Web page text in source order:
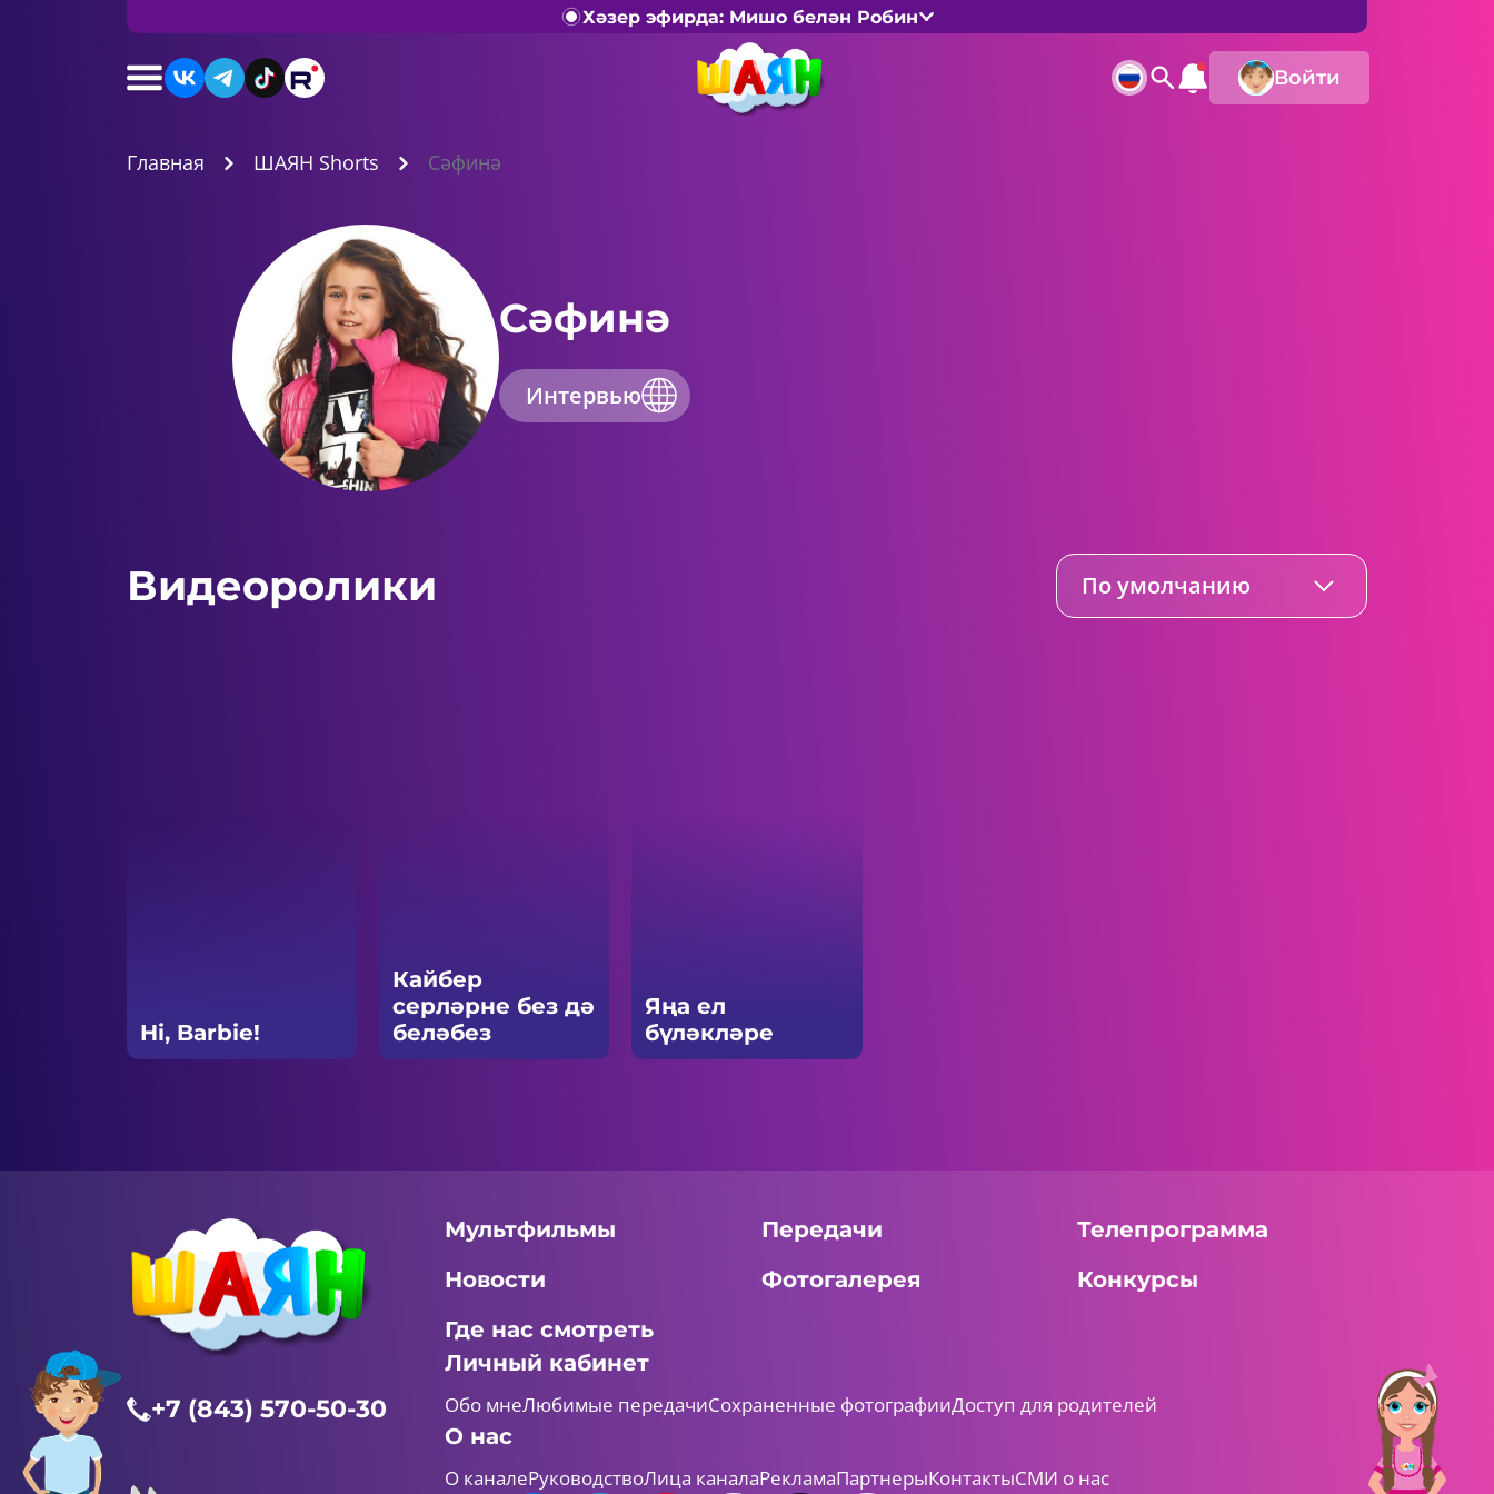
Хәзер эфирда: Мишо белән Робин
Войти
Главная ШАЯН Shorts Cәфинә
Cәфинә
Интервью
Видеоролики По умолчанию
Hi, Barbie!
Кайбер
серләрне без дә
беләбез
Яңа ел
бүләкләре
+7 (843) 570-50-30
Мультфильмы Передачи
Телепрограмма
Новости
Фотогалерея
Конкурсы
Где нас смотреть
Личный кабинет
Обо мнеЛюбимые передачиСохраненные фотографииДоступ для родителей
О нас
О каналеРуководствоЛица каналаРекламаПартнерыКонтактыСМИ о нас